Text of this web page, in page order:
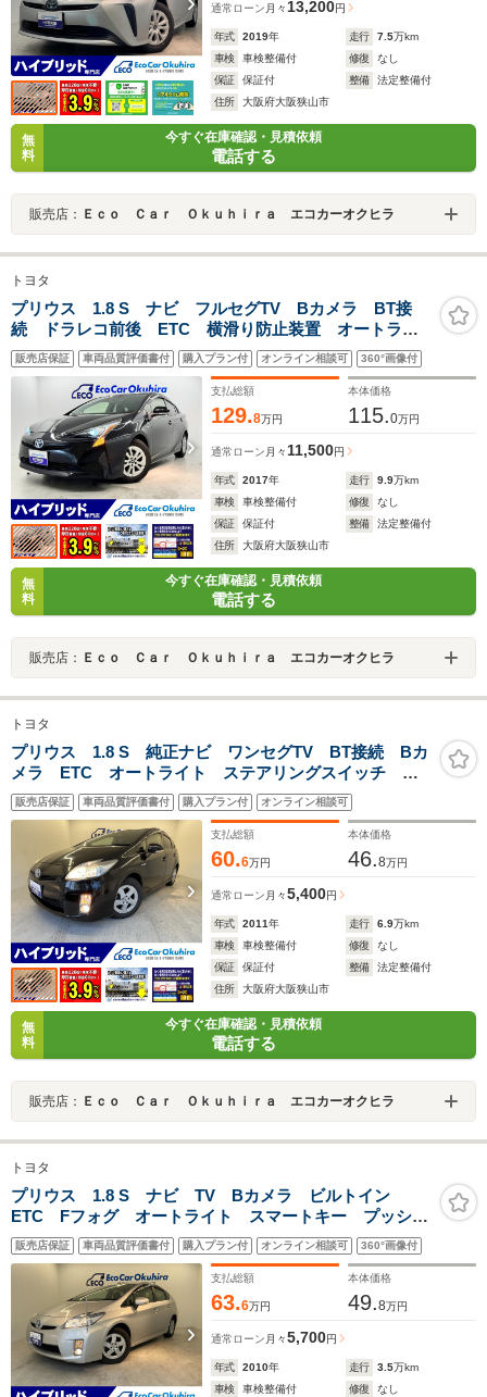
通常ローン 月々13,200円
年式 2019年 走行 7.5万km
車検
車検整備付 修復
なし
保証
保証付 整備
法定整備付
住所
大阪府大阪狭山市
無
料
今すぐ在庫確認・見積依頼
電話する
販売店： Ｅｃｏ Ｃａｒ Ｏｋｕｈｉｒａ エコカーオクヒラ
トヨタ
プリウス 1.8 S ナビ フルセグTV Bカメラ BT接
続 ドラレコ前後 ETC 横滑り防止装置 オートライ
ト ステアリングスイッチ 電動格納式ミラー
販売店保証 車両品質評価書付 購入プラン付 オンライン相談可 360°画像付
支払総額
129.8万円
本体価格
115.0万円
通常ローン 月々11,500円
年式 2017年 走行 9.9万km
車検
車検整備付 修復
なし
保証
保証付 整備
法定整備付
住所
大阪府大阪狭山市
無
料
今すぐ在庫確認・見積依頼
電話する
販売店： Ｅｃｏ Ｃａｒ Ｏｋｕｈｉｒａ エコカーオクヒラ
トヨタ
プリウス 1.8 S 純正ナビ ワンセグTV BT接続 Bカ
メラ ETC オートライト ステアリングスイッチ 前
方ドラレコ スペアキー電動格納式ミラー 純正アル
ミ Fフォグ
販売店保証 車両品質評価書付 購入プラン付 オンライン相談可
支払総額
60.6万円
本体価格
46.8万円
通常ローン 月々5,400円
年式 2011年 走行 6.9万km
車検
車検整備付 修復
なし
保証
保証付 整備
法定整備付
住所
大阪府大阪狭山市
無
料
今すぐ在庫確認・見積依頼
電話する
販売店： Ｅｃｏ Ｃａｒ Ｏｋｕｈｉｒａ エコカーオクヒラ
トヨタ
プリウス 1.8 S ナビ TV Bカメラ ビルトイン
ETC Fフォグ オートライト スマートキー プッシュ
スタート PW PS
販売店保証 車両品質評価書付 購入プラン付 オンライン相談可 360°画像付
支払総額
63.6万円
本体価格
49.8万円
通常ローン 月々5,700円
年式 2010年 走行 3.5万km
車検
車検整備付 修復
なし